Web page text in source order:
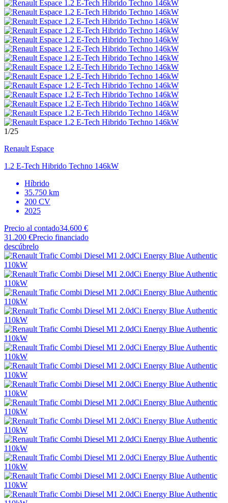
1/25
Renault Espace
1.2 E-Tech Hibrido Techno 146kW
Híbrido
35.750 km
200 CV
2025
Precio al contado34.600 €
31.200 €Precio financiado
descúbrelo